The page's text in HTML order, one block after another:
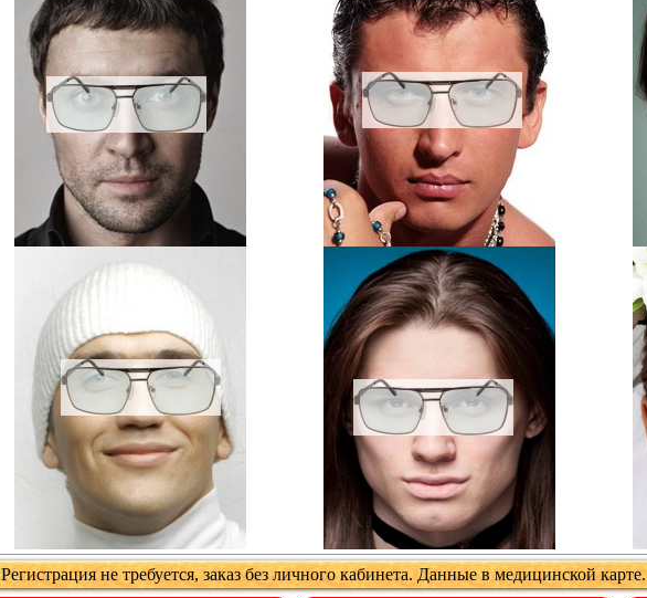
Регистрация не требуется, заказ без личного кабинета. Данные в медицинской карте.